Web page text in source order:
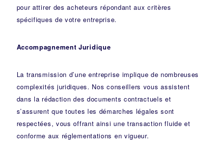
pour attirer des acheteurs répondant aux critères
spécifiques de votre entreprise.
Accompagnement Juridique
La transmission d’une entreprise implique de nombreuses
complexités juridiques. Nosconseillers vous assistent
dans la rédaction des documents contractuels et
s’assurent que toutes les démarches légales sont
respectées, vous offrant ainsi une transaction fluide et
conforme aux réglementations en vigueur.